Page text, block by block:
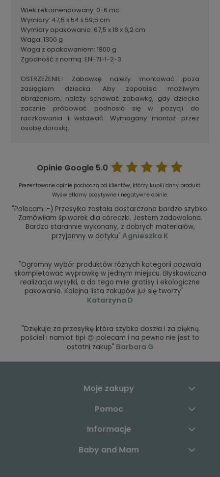
Wiek rekomendowany: 0-6 mc
Wymiary: 47,5 x 54 x 59,5 cm
Wymiary opakowania: 67,5 x 18 x 6,2 cm
Waga: 1300 g
Waga z opakowaniem: 1800 g
Zgodność z normą: EN-71-1-2-3
OSTRZEŻENIE! Zabawkę należy montować poza
zasięgiem dziecka. Aby zapobiec możliwym
obrażeniom, należy schować zabawkę, gdy dziecko
zacznie próbować podnosić się w pozycji do
raczkowania i wstawać. Wymagany montaż przez
osobę dorosłą.
Opinie Google5.0
Prezentowane opinie pochodzą od klientów, którzy kupili dany produkt.
Wyświetlamy pozytywne i negatywne opinie.
"Polecam :-) Przesyłka została dostarczona bardzo szybko.
Zamówiłam śpiworek dla córeczki. Jestem zadowolona.
Bardzo starannie wykonany, z dobrych materiałów,
przyjemny w dotyku" Agnieszka K
"Ogromny wybór produktów różnych kategorii pozwala
skompletować wyprawkę w jednym miejscu. Błyskawiczna
realizacja wysyłki, a do tego miłe gratisy i ekologiczne
pakowanie. Kolejna lista zakupów już się tworzy"
Katarzyna D
"Dziękuje za przesyłkę która szybko doszła i za piękną
pościel i namiot tipi 😍 polecam i na pewno nie jest to
ostatni zakup" Barbara G
Moje zakupy
Pomoc
Informacje
Baby and Mam